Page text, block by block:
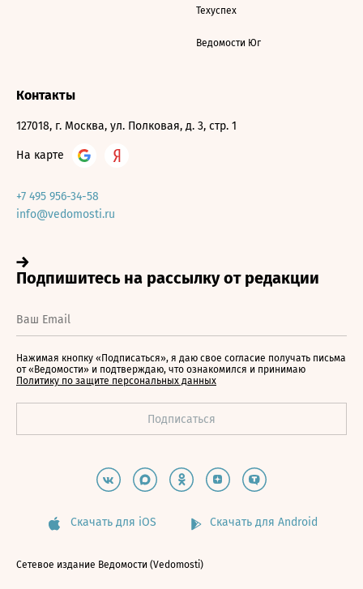
Техуспех
Ведомости Юг
Контакты
127018, г. Москва, ул. Полковая, д. 3, стр. 1
На карте
+7 495 956-34-58
info@vedomosti.ru
Нажимая кнопку «Подписаться», я даю свое согласие получать письма
от «Ведомости» и подтверждаю, что ознакомился и принимаю
Политику по защите персональных данных
Скачать для iOS Скачать для Android
Сетевое издание Ведомости (Vedomosti)